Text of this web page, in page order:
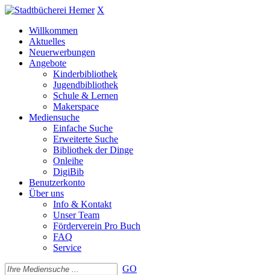
X
Willkommen
Aktuelles
Neuerwerbungen
Angebote
Kinderbibliothek
Jugendbibliothek
Schule & Lernen
Makerspace
Mediensuche
Einfache Suche
Erweiterte Suche
Bibliothek der Dinge
Onleihe
DigiBib
Benutzerkonto
Über uns
Info & Kontakt
Unser Team
Förderverein Pro Buch
FAQ
Service
GO